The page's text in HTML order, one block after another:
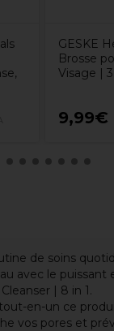
GESKE
Brosse
Visage | 3
9,99€
de soins
avec le puissant
| 8 in 1.
en-un ce
vos pores et